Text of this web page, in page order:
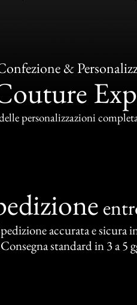
&
personalizzazioni
accurata e sicura
Consegna standard in 3 a 5